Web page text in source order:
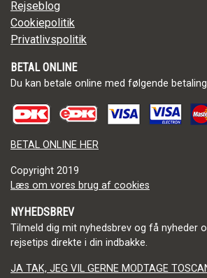
Rejseblog
Cookiepolitik
Privatlivspolitik
BETAL ONLINE
Du kan betale online med følgende
BETAL ONLINE HER
Copyright 2019
Læs om vores brug af cookies
NYHEDSBREV
Tilmeld dig mit nyhedsbrev og få nyheder
rejsetips direkte i din indbakke.
JA TAK, JEG VIL GERNE MODTAGE